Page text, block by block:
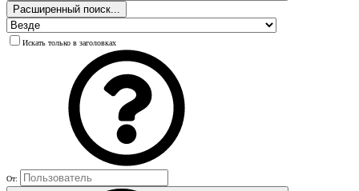
Расширенный поиск...
Искать только в заголовках
От: